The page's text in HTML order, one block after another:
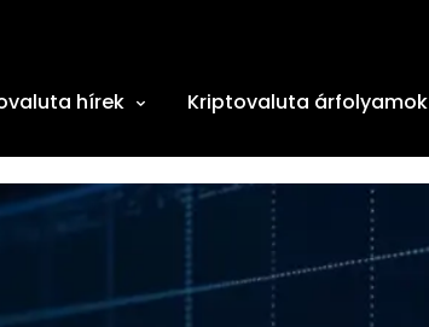
hírek Kriptovaluta árfolyamok